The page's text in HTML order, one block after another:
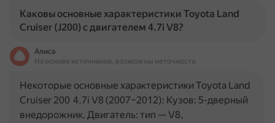
Каковы основные характеристики Toyota Land
Cruiser (J200) с двигателем 4.7i V8?
Алиса
На основе источников, возможны неточности
Некоторые основные характеристики Toyota Land
Cruiser 200 4.7i V8 (2007–2012): Кузов: 5-дверный
внедорожник. Двигатель: тип — V8,